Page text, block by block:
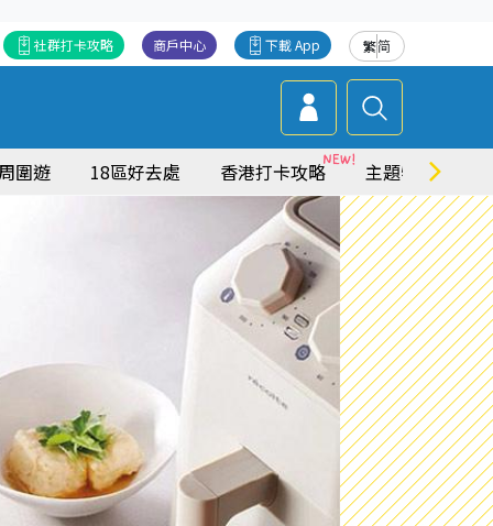
繁简
下載 App
商戶中心
社群打卡攻略
圍遊 18區好去處 香港打卡攻略 主題特集